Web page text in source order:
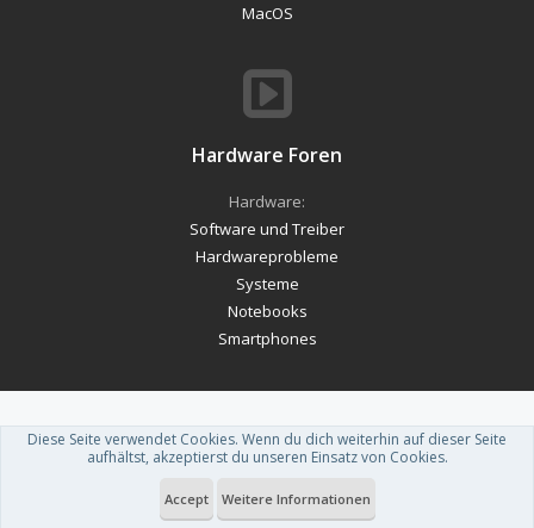
MacOS
Hardware Foren
Hardware:
Software und Treiber
Hardwareprobleme
Systeme
Notebooks
Smartphones
Forum software by XenForo™-Deutsch von xenDach
Theme designed by ThemeHouse.
Diese Seite verwendet Cookies. Wenn du dich weiterhin auf dieser Seite
aufhältst, akzeptierst du unseren Einsatz von Cookies.
Accept Weitere Informationen